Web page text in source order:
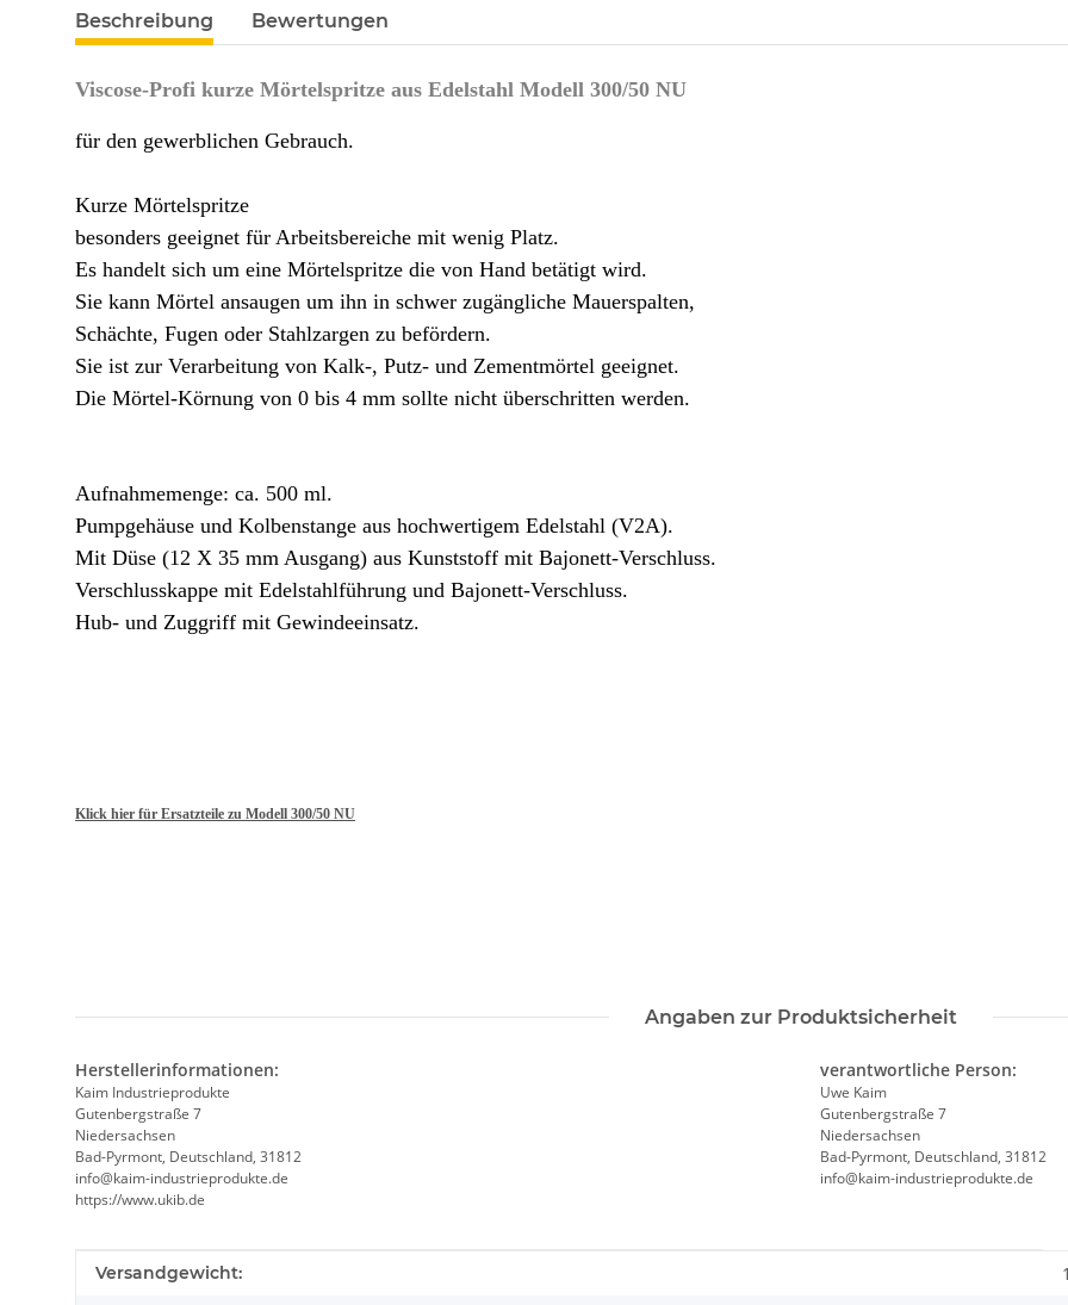
Beschreibung Bewertungen
Viscose-Profi kurze Mörtelspritze aus Edelstahl Modell 300/50 NU
für den gewerblichen Gebrauch.
Kurze Mörtelspritze
besonders geeignet für Arbeitsbereiche mit wenig Platz.
Es handelt sich um eine Mörtelspritze die von Hand betätigt wird.
Sie kann Mörtel ansaugen um ihn in schwer zugängliche Mauerspalten,
Schächte, Fugen oder Stahlzargen zu befördern.
Sie ist zur Verarbeitung von Kalk-, Putz- und Zementmörtel geeignet.
Die Mörtel-Körnung von 0 bis 4 mm sollte nicht überschritten werden.
Aufnahmemenge: ca. 500 ml.
Pumpgehäuse und Kolbenstange aus hochwertigem Edelstahl (V2A).
Mit Düse (12 X 35 mm Ausgang) aus Kunststoff mit Bajonett-Verschluss.
Verschlusskappe mit Edelstahlführung und Bajonett-Verschluss.
Hub- und Zuggriff mit Gewindeeinsatz.
Klick hier für Ersatzteile zu Modell 300/50 NU
Angaben zur Produktsicherheit
Herstellerinformationen:
Kaim Industrieprodukte
Gutenbergstraße 7
Niedersachsen
Bad-Pyrmont, Deutschland, 31812
info@kaim-industrieprodukte.de
https://www.ukib.de
verantwortliche Person:
Uwe Kaim
Gutenbergstraße 7
Niedersachsen
Bad-Pyrmont, Deutschland, 31812
info@kaim-industrieprodukte.de
Produkteigenschaft
Wert
Versandgewicht: